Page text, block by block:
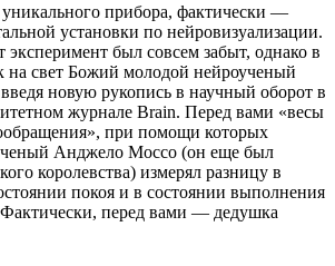
прибора, фактически —
установки по нейровизуализации.
эксперимент был совсем забыт, однако в
на свет Божий молодой нейроученый
новую рукопись в научный оборот в
журнале Brain. Перед вами «весы
при помощи которых
Анджело Моссо (он еще был
королевства) измерял разницу в
покоя и в состоянии выполнения
перед вами — дедушка